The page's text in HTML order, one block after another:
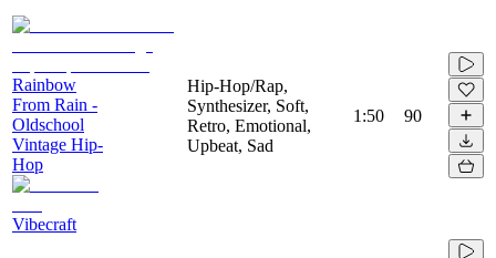
Rainbow
From Rain -
Oldschool
Vintage Hip-
Hop
Vibecraft
Hip-Hop/Rap,
Synthesizer, Soft,
Retro, Emotional,
Upbeat, Sad
1:50 90